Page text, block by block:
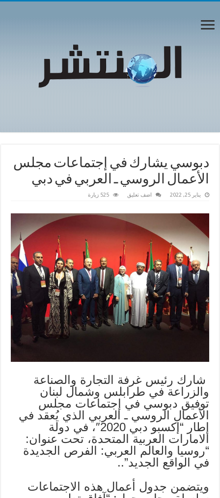
دبوسي يشارك في إجتماعات مجلس
الأعمال الروسي ـ العربي في دبي
يناير 25, 2022 اضف تعليق 525 زيارة
شارك رئيس غرفة التجارة والصناعة
والزراعة في طرابلس وشمال لبنان
توفيق دبوسي في إجتماعات مجلس
الأعمال الروسي ـ العربي الذي يُعقد في
إطار “إكسبو دبي 2020″، في دولة
الامارات العربية المتحدة، تحت عنوان:
“روسيا والعالم العربي: الفرص الجديدة
في الواقع الجديد”..
ويتضمن جدول أعمال هذه الاجتماعات